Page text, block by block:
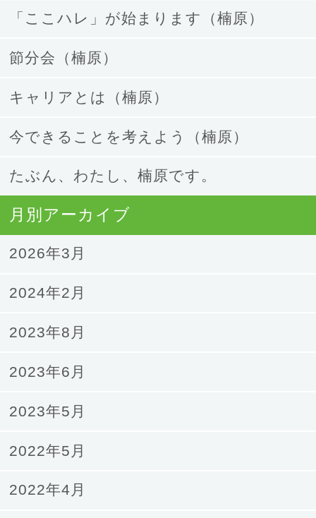
「ここハレ」が始まります（楠原）
節分会（楠原）
キャリアとは（楠原）
今できることを考えよう（楠原）
たぶん、わたし、楠原です。
月別アーカイブ
2026年3月
2024年2月
2023年8月
2023年6月
2023年5月
2022年5月
2022年4月